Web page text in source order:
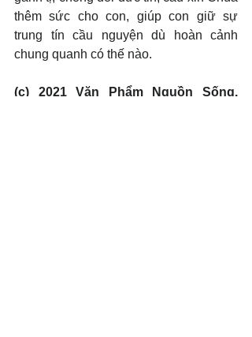
thêm sức cho con, giúp con giữ sự
trung tín cầu nguyện dù hoàn cảnh
chung quanh có thế nào.
(c) 2021 Văn Phẩm Nguồn Sống.